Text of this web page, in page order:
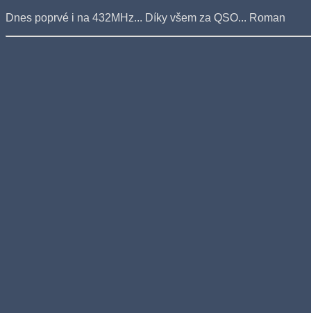
Dnes poprvé i na 432MHz... Díky všem za QSO... Roman